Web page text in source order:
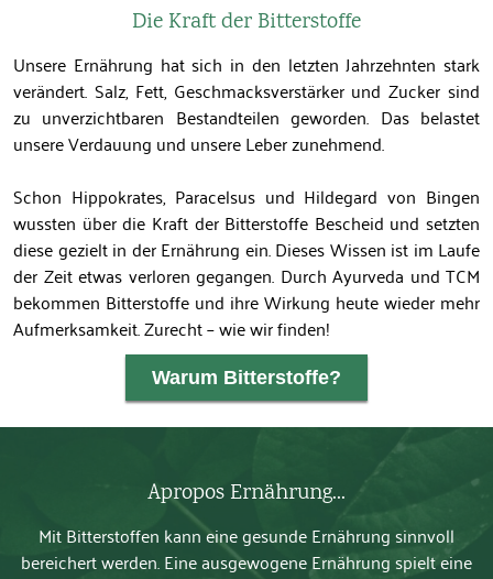
Die Kraft der Bitterstoffe
Unsere Ernährung hat sich in den letzten Jahrzehnten stark
verändert. Salz, Fett, Geschmacksverstärker und Zucker sind
zu unverzichtbaren Bestandteilen geworden. Das belastet
unsere Verdauung und unsere Leber zunehmend.
Schon Hippokrates, Paracelsus und Hildegard von Bingen
wussten über die Kraft der Bitterstoffe Bescheid und setzten
diese gezielt in der Ernährung ein. Dieses Wissen ist im Laufe
der Zeit etwas verloren gegangen. Durch Ayurveda und TCM
bekommen Bitterstoffe und ihre Wirkung heute wieder mehr
Aufmerksamkeit. Zurecht – wie wir finden!
Warum Bitterstoffe?
Apropos Ernährung...
Mit Bitterstoffen kann eine gesunde Ernährung sinnvoll
bereichert werden. Eine ausgewogene Ernährung spielt eine